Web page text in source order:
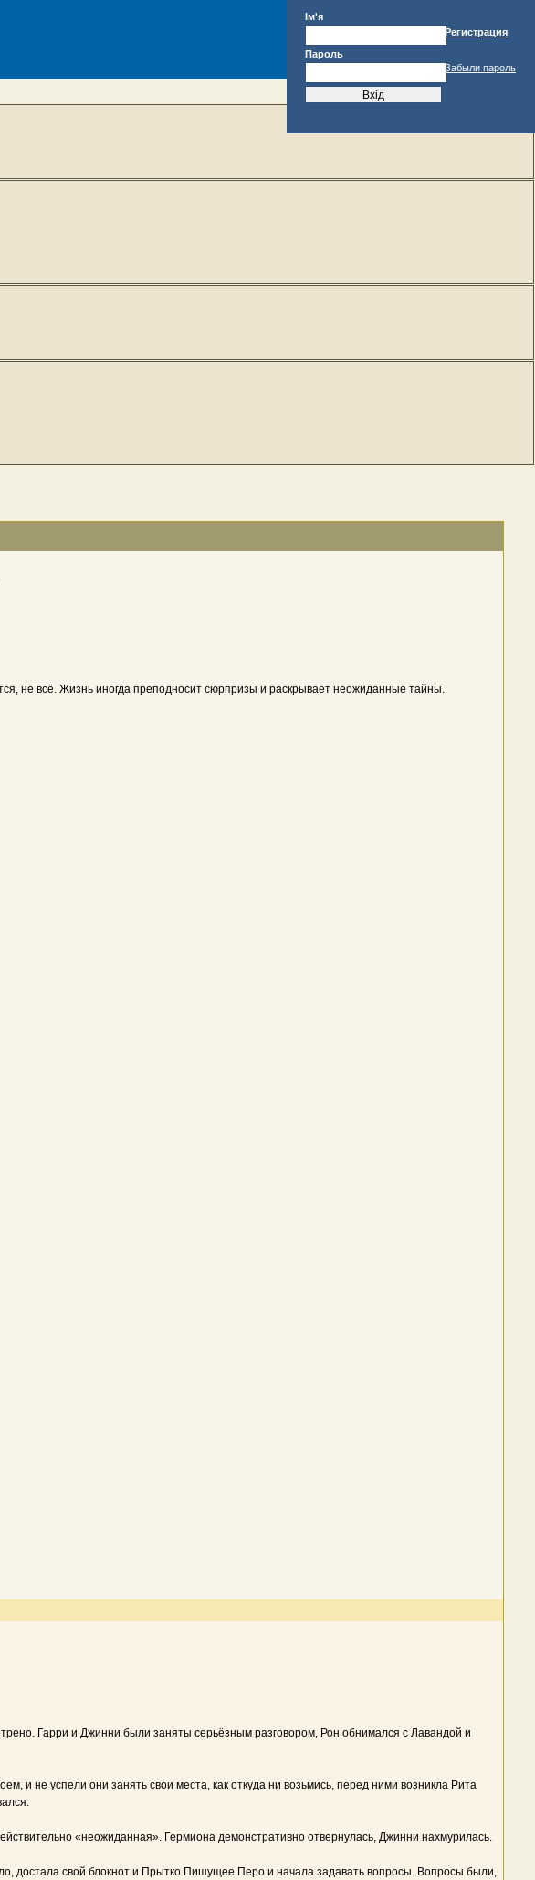
Ім'я
Пароль
Регистрация
Забыли пароль
не всё. Жизнь иногда преподносит сюрпризы и раскрывает неожиданные тайны.
Гарри и Джинни были заняты серьёзным разговором, Рон обнимался с Лавандой и
не успели они занять свои места, как откуда ни возьмись, перед ними возникла Рита
«неожиданная». Гермиона демонстративно отвернулась, Джинни нахмурилась.
достала свой блокнот и Прытко Пишущее Перо и начала задавать вопросы. Вопросы были,